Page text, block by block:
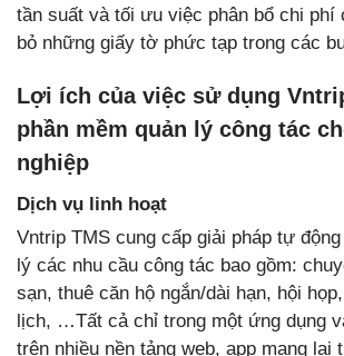
tần suất và tối ưu việc phân bổ chi phí
bỏ những giấy tờ phức tạp trong các
Lợi ích của việc sử dụng
phần mềm quản lý công tác
nghiệp
Dịch vụ linh hoạt
Vntrip TMS cung cấp giải pháp tự
lý các nhu cầu công tác bao gồm:
sạn, thuê căn hộ ngắn/dài hạn, hội
lịch, …Tất cả chỉ trong một ứng dụng
trên nhiều nền tảng web, app mang lại